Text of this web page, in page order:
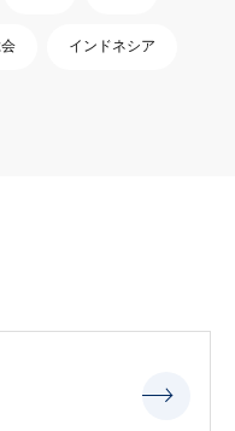
インドネシア